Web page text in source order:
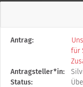
Diese
den
Status,
Antrag:
für
Antragsteller*in:
Status: